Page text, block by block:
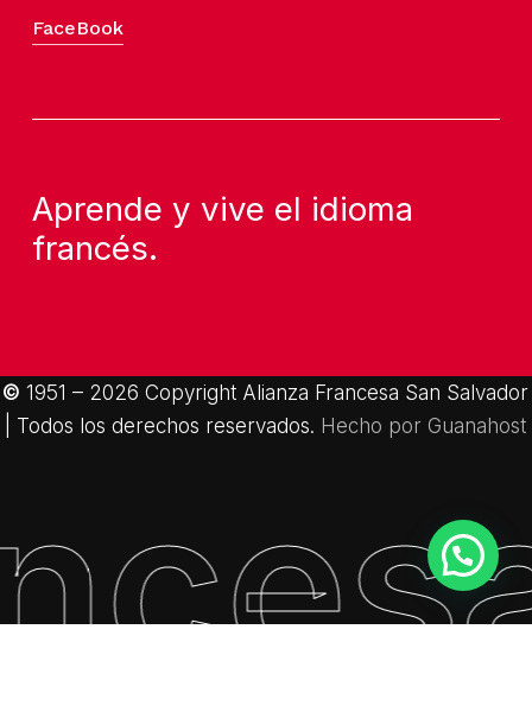
Ver Carrito Finalizar Compra
FaceBook
Aprende y vive el idioma
francés.
©1951 – 2026 Copyright Alianza Francesa San Salvador
| Todos los derechos reservados. Hecho por Guanahost